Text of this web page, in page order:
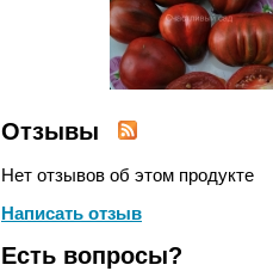
Отзывы
Нет отзывов об этом продукте
Написать отзыв
Есть вопросы?